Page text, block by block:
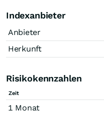
Indexanbieter
Anbieter
Herkunft
Risikokennzahlen
Zeit
1 Monat